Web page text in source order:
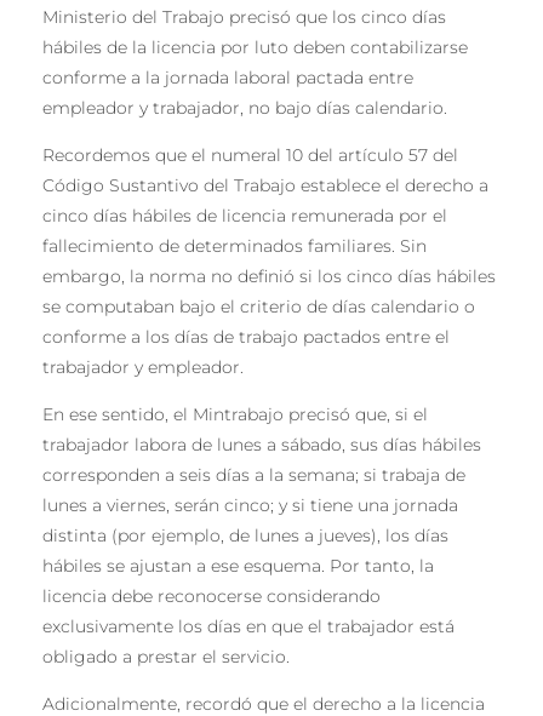
Ministerio del Trabajo precisó que los cinco días
hábiles de la licencia por luto deben contabilizarse
conforme a la jornada laboral pactada entre
empleador y trabajador, no bajo días calendario.
Recordemos que el numeral 10 del artículo 57 del
Código Sustantivo del Trabajo establece el derecho a
cinco días hábiles de licencia remunerada por el
fallecimiento de determinados familiares. Sin
embargo, la norma no definió si los cinco días hábiles
se computaban bajo el criterio de días calendario o
conforme a los días de trabajo pactados entre el
trabajador y empleador.
En ese sentido, el Mintrabajo precisó que, si el
trabajador labora de lunes a sábado, sus días hábiles
corresponden a seis días a la semana; si trabaja de
lunes a viernes, serán cinco; y si tiene una jornada
distinta (por ejemplo, de lunes a jueves), los días
hábiles se ajustan a ese esquema. Por tanto, la
licencia debe reconocerse considerando
exclusivamente los días en que el trabajador está
obligado a prestar el servicio.
Adicionalmente, recordó que el derecho a la licencia